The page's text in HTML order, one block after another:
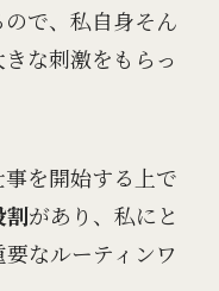
で、私自身そん
な刺激をもらっ
を開始する上で
割があり、私にと
なルーティンワ